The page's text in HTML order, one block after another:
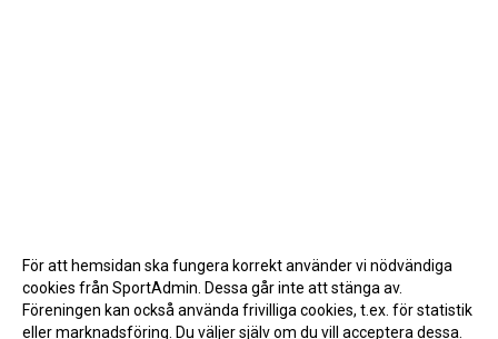
För att hemsidan ska fungera korrekt använder vi nödvändiga
cookies från SportAdmin. Dessa går inte att stänga av.
Föreningen kan också använda frivilliga cookies, t.ex. för statistik
eller marknadsföring. Du väljer själv om du vill acceptera dessa.